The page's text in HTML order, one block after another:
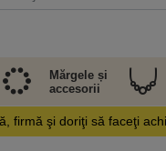
Mărgele și
accesorii
firmă şi doriţi să faceţi